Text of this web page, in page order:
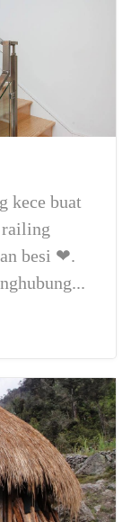
kece buat
railing
besi ❤.